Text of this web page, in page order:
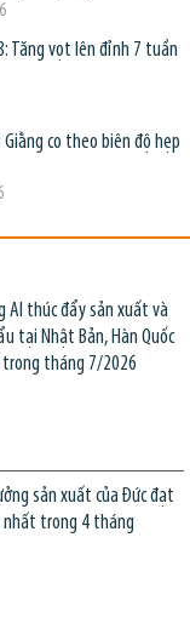
Tăng vọt lên đỉnh 7 tuần
co theo biên độ hẹp
AI thúc đẩy sản xuất và
tại Nhật Bản, Hàn Quốc
tháng 7/2026
sản xuất của Đức đạt
nhất trong 4 tháng